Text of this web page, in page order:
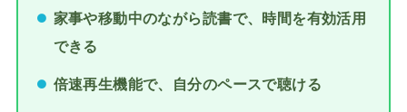
家事や移動中のながら読書で、時間を有効活用
できる
倍速再生機能で、自分のペースで聴ける